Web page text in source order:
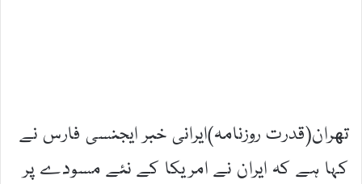
تهران(قدرت روزنامہ)ایرانی خبر ایجنسی فارس نے
کہا ہے کہ ایران نے امریکا کے نئے مسودے پر